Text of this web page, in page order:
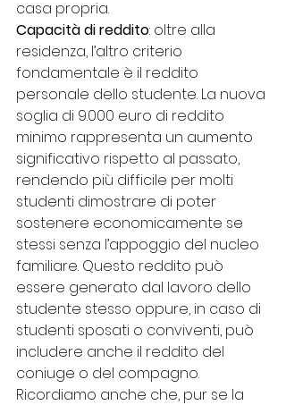
casa propria.
Capacità di reddito: oltre alla
residenza, l’altro criterio
fondamentale è il reddito
personale dello studente. La nuova
soglia di 9.000 euro di reddito
minimo rappresenta un aumento
significativo rispetto al passato,
rendendo più difficile per molti
studenti dimostrare di poter
sostenere economicamente se
stessi senza l’appoggio del nucleo
familiare. Questo reddito può
essere generato dal lavoro dello
studente stesso oppure, in caso di
studenti sposati o conviventi, può
includere anche il reddito del
coniuge o del compagno.
Ricordiamo anche che, pur se la